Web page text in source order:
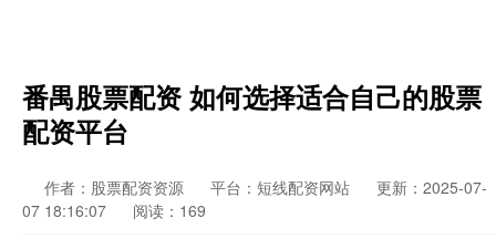
番禺股票配资 如何选择适合自己的股票
配资平台
作者：股票配资资源 平台：短线配资网站
更新：2025-07-
07 18:16:07
阅读：169